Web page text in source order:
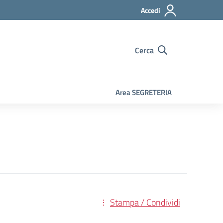
Accedi
Cerca
Area SEGRETERIA
Stampa / Condividi